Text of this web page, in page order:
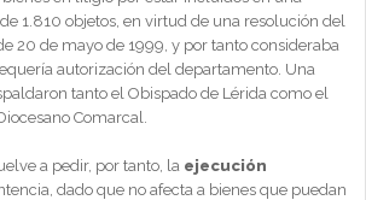
1.810 objetos, en virtud de una resolución del
20 de mayo de 1999, y por tanto consideraba
autorización del departamento. Una
tanto el Obispado de Lérida como el
Comarcal.
a pedir, por tanto, la ejecución
dado que no afecta a bienes que puedan